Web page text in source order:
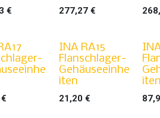
€ 277,27€
€
INA RA15
Flanschlager-
Gehäuseeinhe
iten
21,20€
iten